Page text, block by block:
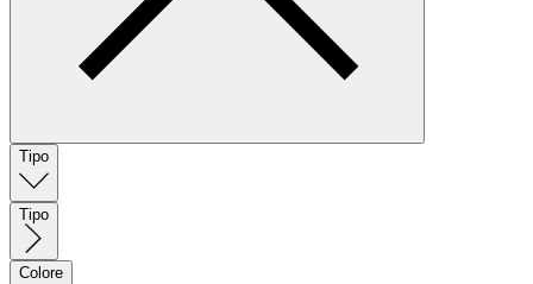
Tipo
Tipo
Colore